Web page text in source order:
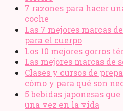
7 razones para hacer
coche
Las 7 mejores marcas
para el cuerpo
Los 10 mejores gorros
Las mejores marcas de
Clases y cursos de
cómo y para qué son
5 bebidas japonesas
una vez en la vida